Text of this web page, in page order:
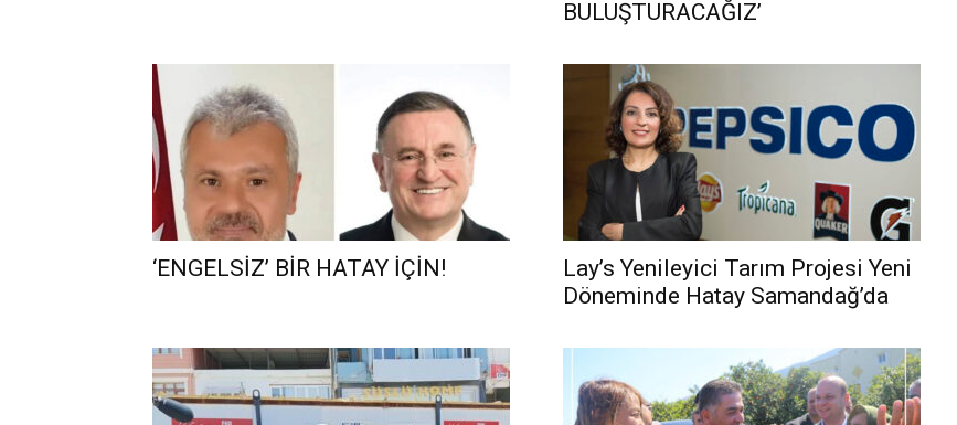
BULUŞTURACAĞIZ’
‘ENGELSİZ’ BİR HATAY İÇİN!
Lay’s Yenileyici Tarım Projesi Yeni
Döneminde Hatay Samandağ’da